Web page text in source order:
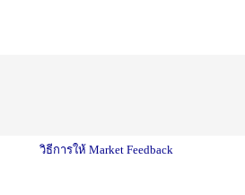
วิธีการให้ Market Feedback